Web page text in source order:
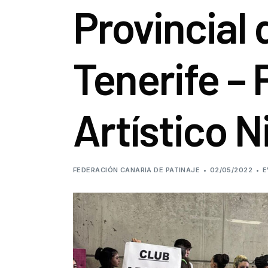
Provincial
Tenerife –
Artístico
FEDERACIÓN CANARIA DE PATINAJE 02/05/2022